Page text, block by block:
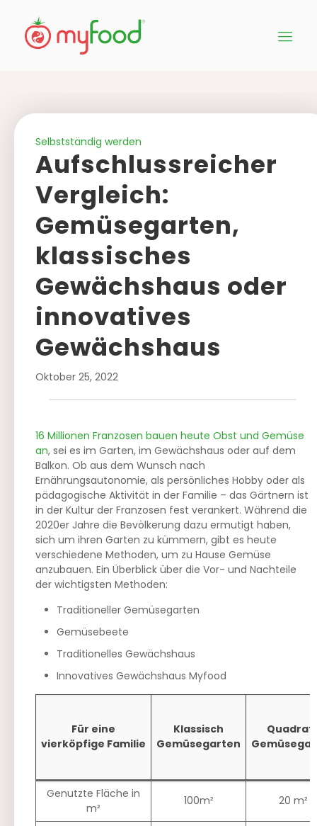
Selbstständig werden
Aufschlussreicher
Vergleich:
Gemüsegarten,
klassisches
Gewächshaus oder
innovatives
Gewächshaus
Oktober 25, 2022
16 Millionen Franzosen bauen heute Obst und Gemüse
an, sei es im Garten, im Gewächshaus oder auf dem
Balkon. Ob aus dem Wunsch nach
Ernährungsautonomie, als persönliches Hobby oder als
pädagogische Aktivität in der Familie – das Gärtnern ist
in der Kultur der Franzosen fest verankert. Während die
2020er Jahre die Bevölkerung dazu ermutigt haben,
sich um ihren Garten zu kümmern, gibt es heute
verschiedene Methoden, um zu Hause Gemüse
anzubauen. Ein Überblick über die Vor- und Nachteile
der wichtigsten Methoden:
Traditioneller Gemüsegarten
Gemüsebeete
Traditionelles Gewächshaus
Innovatives Gewächshaus Myfood
Für eine
vierköpfige Familie
Klassisch
Gemüsegarten
Genutzte Fläche in
m²
100m² 20 m²